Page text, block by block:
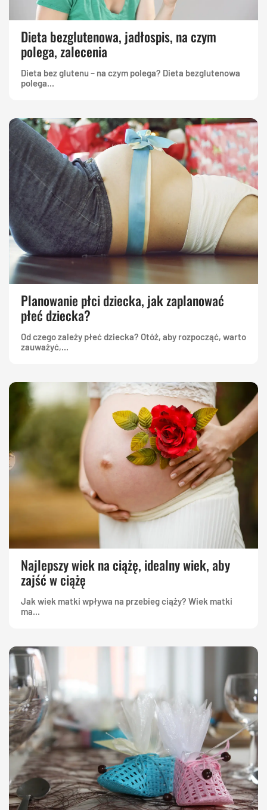
Dieta bezglutenowa, jadłospis, na czym
polega, zalecenia
Dieta bez glutenu – na czym polega? Dieta bezglutenowa
polega...
Planowanie płci dziecka, jak zaplanować
płeć dziecka?
Od czego zależy płeć dziecka? Otóż, aby rozpocząć, warto
zauważyć,...
Najlepszy wiek na ciążę, idealny wiek, aby
zajść w ciążę
Jak wiek matki wpływa na przebieg ciąży? Wiek matki
ma...